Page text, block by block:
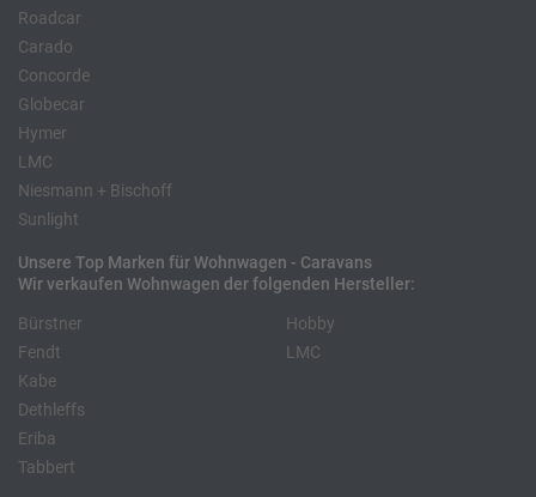
Roadcar
Carado
Concorde
Globecar
Hymer
LMC
Niesmann + Bischoff
Sunlight
Unsere Top Marken für Wohnwagen - Caravans
Wir verkaufen Wohnwagen der folgenden Hersteller:
Bürstner
Fendt
Kabe
Hobby
LMC
Dethleffs
Eriba
Tabbert